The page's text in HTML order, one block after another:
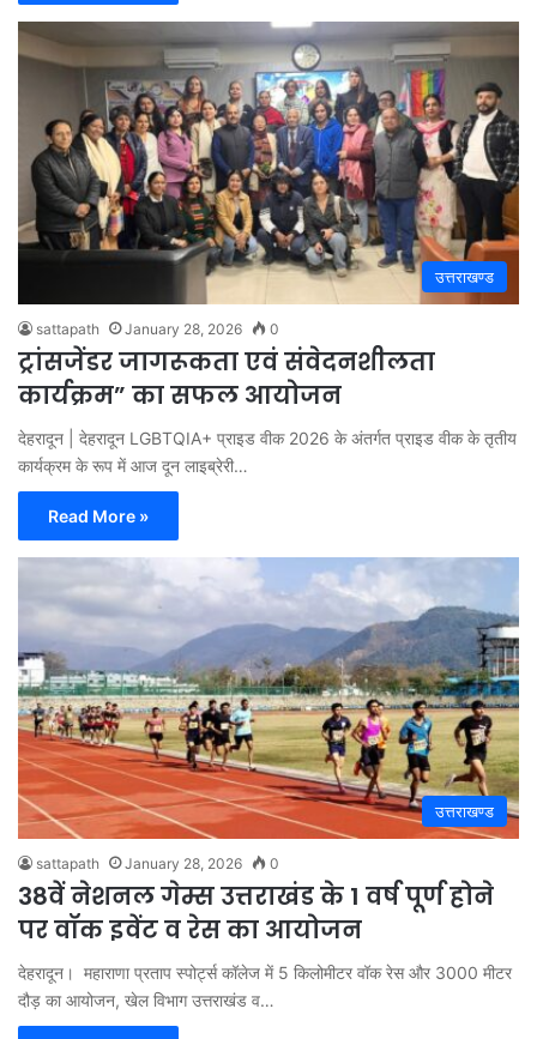
उत्तराखण्ड
sattapath January 28, 2026 0
ट्रांसजेंडर जागरूकता एवं संवेदनशीलता
कार्यक्रम” का सफल आयोजन
देहरादून | देहरादून LGBTQIA+ प्राइड वीक 2026 के अंतर्गत प्राइड वीक के तृतीय
कार्यक्रम के रूप में आज दून लाइब्रेरी…
Read More »
उत्तराखण्ड
sattapath January 28, 2026 0
38वें नेशनल गेम्स उत्तराखंड के 1 वर्ष पूर्ण होने
पर वॉक इवेंट व रेस का आयोजन
देहरादून। महाराणा प्रताप स्पोर्ट्स कॉलेज में 5 किलोमीटर वॉक रेस और 3000 मीटर
दौड़ का आयोजन, खेल विभाग उत्तराखंड व…